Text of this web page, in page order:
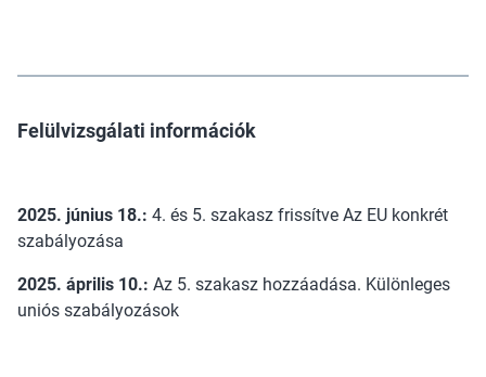
Felülvizsgálati információk
2025. június 18.: 4. és 5. szakasz frissítve Az EU konkrét
szabályozása
2025. április 10.: Az 5. szakasz hozzáadása. Különleges
uniós szabályozások